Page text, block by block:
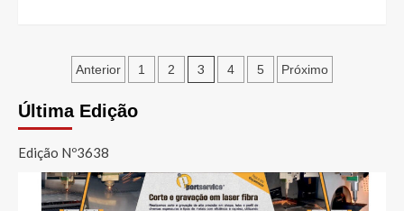
Paginação
dos
conteúdos
Anterior 1 2 3 4 5 Próximo
Última Edição
Edição Nº3638